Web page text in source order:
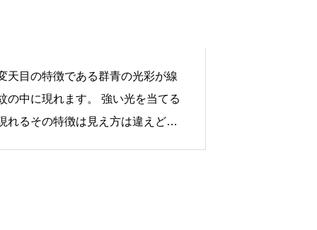
天目の特徴である群青の光彩が線
の中に現れます。 強い光を当てる
れるその特徴は見え方は違えど、